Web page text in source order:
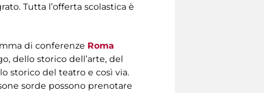
Tutta l’offerta scolastica è
di conferenze Roma
dello storico dell’arte, del
storico del teatro e così via.
sorde possono prenotare